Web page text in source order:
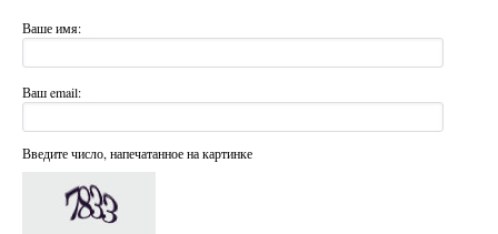
Ваше имя:
Ваш email:
Введите число, напечатанное на картинке